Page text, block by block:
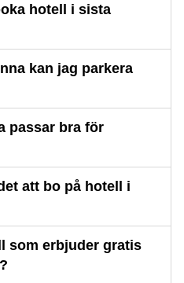
hotell i sista
kan jag parkera
passar bra för
att bo på hotell i
som erbjuder gratis